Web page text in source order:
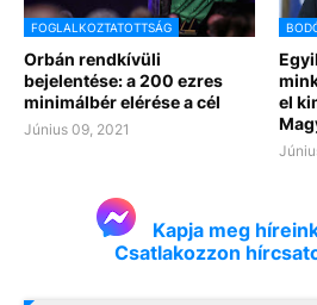
FOGLALKOZTATOTTSÁG
Orbán rendkívüli
bejelentése: a 200 ezres
minimálbér elérése a cél
Június 09, 2021
el
Kapja meg
Csatlakozzon